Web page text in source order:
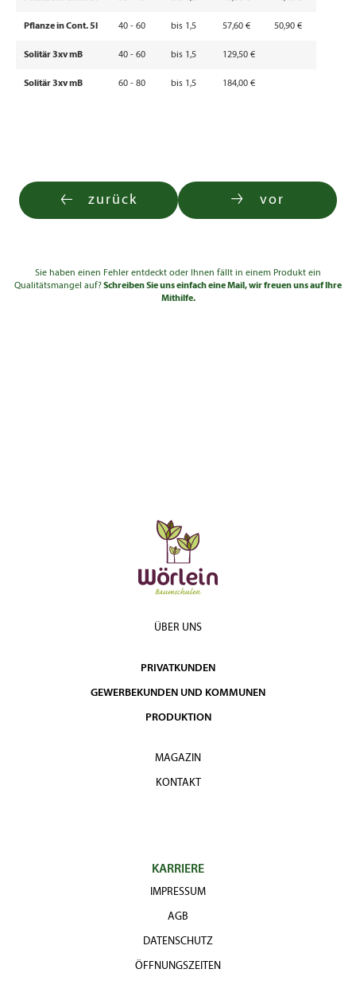
Pflanze in Cont. 5l 40 - 60 bis 1,5 57,60 € 50,90 €
Solitär 3xv mB 40 - 60 bis 1,5 129,50 €
Solitär 3xv mB 60 - 80 bis 1,5 184,00 €
zurück vor
Sie haben einen Fehler entdeckt oder Ihnen fällt in einem Produkt ein
Qualitätsmangel auf?Schreiben Sie uns einfach eine Mail, wir freuen uns auf Ihre
Mithilfe.
ÜBER UNS
PRIVATKUNDEN
GEWERBEKUNDEN UND KOMMUNEN
PRODUKTION
MAGAZIN
KONTAKT
KARRIERE
IMPRESSUM
AGB
DATENSCHUTZ
ÖFFNUNGSZEITEN